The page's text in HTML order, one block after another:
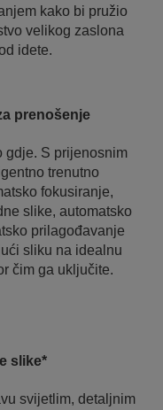
kako bi pružio
velikog zaslona
idete.
prenošenje
gdje. S prijenosnim
trenutno
fokusiranje,
slike, automatsko
prilagođavanje
sliku na idealnu
čim ga uključite.
slike*
svijetlim, detaljnim